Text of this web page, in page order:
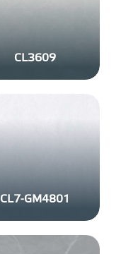
CL3609
CL7-GM4801